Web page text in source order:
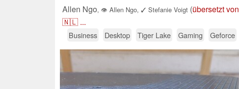
Allen Ngo, 👁 Allen Ngo, ✓ Stefanie Voigt (übersetzt von
🇳🇱 ...
Business Desktop Tiger Lake Gaming Geforce